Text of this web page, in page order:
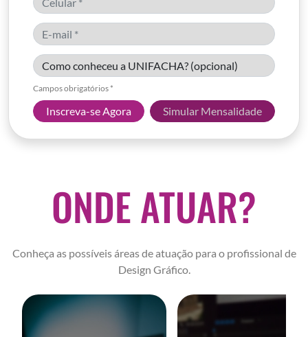
Campos obrigatórios *
Inscreva-se Agora Simular Mensalidade
ONDE ATUAR?
Conheça as possíveis áreas de atuação para o profissional de
Design Gráfico.